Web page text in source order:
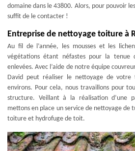
domaine dans le 43800. Alors, pour pouvoir
suffit de le contacter !
Entreprise de nettoyage toiture à
Au fil de l’année, les mousses et les
végétations étant néfastes pour la
enlevées. Avec l’aide de notre équipe
David peut réaliser le nettoyage de votre
environs. Pour cela, nous travaillons pour
structure. Veillant à la réalisation d’une
mettons en place un service de nettoyage de
toiture et hydrofuge de toit.